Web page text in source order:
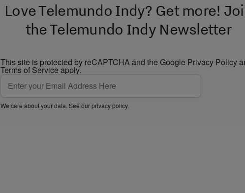
Love Telemundo Indy? Get more!
the Telemundo Indy Newsletter
This site is protected by reCAPTCHA and the Google Privacy Policy
Terms of Service apply.
We care about your data. See ourprivacy policy.